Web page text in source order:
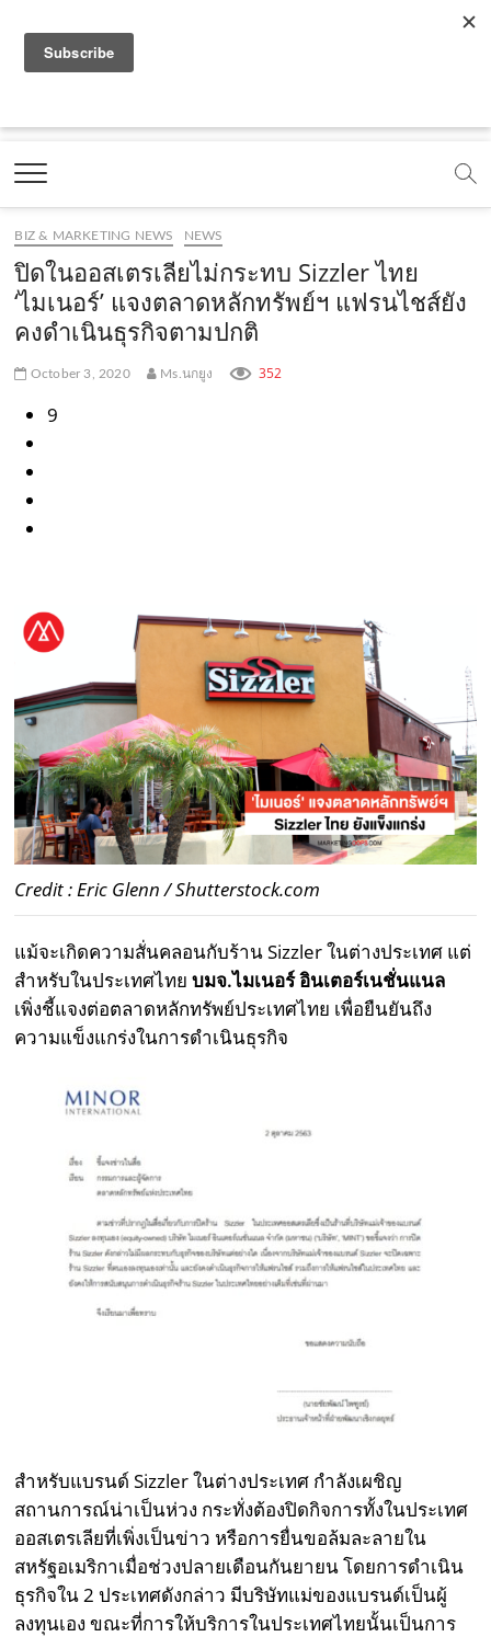
a
e
b
o
o
k
.
c
o
o
t
b
e
.
c
o
.
o
e
m
e
t
g
r
a
m
.
t
k
.
c
o
m
Marketing Oops!
DIGITAL | CREATIVE | ADVERTISING | CAMPAIGN |
BIZ & MARKETING NEWS NEWS
ปิดในออสเตรเลียไม่กระทบ Sizzler ไทย
‘ไมเนอร์’ แจงตลาดหลักทรัพย์ฯ แฟรนไชส์ยัง
คงดำเนินธุรกิจตามปกติ
October 3, 2020 Ms.นกยูง 352
9
Credit : Eric Glenn / Shutterstock.com
แม้จะเกิดความสั่นคลอนกับร้าน Sizzler ในต่างประเทศ แต่
สำหรับในประเทศไทยบมจ.ไมเนอร์ อินเตอร์เนชั่นแนล
เพิ่งชี้แจงต่อตลาดหลักทรัพย์ประเทศไทย เพื่อยืนยันถึง
ความแข็งแกร่งในการดำเนินธุรกิจ
สำหรับแบรนด์ Sizzler ในต่างประเทศ กำลังเผชิญ
สถานการณ์น่าเป็นห่วง กระทั่งต้องปิดกิจการทั้งในประเทศ
ออสเตรเลียที่เพิ่งเป็นข่าว หรือการยื่นขอล้มละลายใน
สหรัฐอเมริกาเมื่อช่วงปลายเดือนกันยายน โดยการดำเนิน
ธุรกิจใน 2 ประเทศดังกล่าว มีบริษัทแม่ของแบรนด์เป็นผู้
ลงทุนเอง ขณะที่การให้บริการในประเทศไทยนั้นเป็นการ